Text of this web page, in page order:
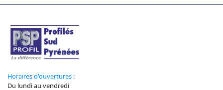
Horaires d'ouvertures :
Du lundi au vendredi